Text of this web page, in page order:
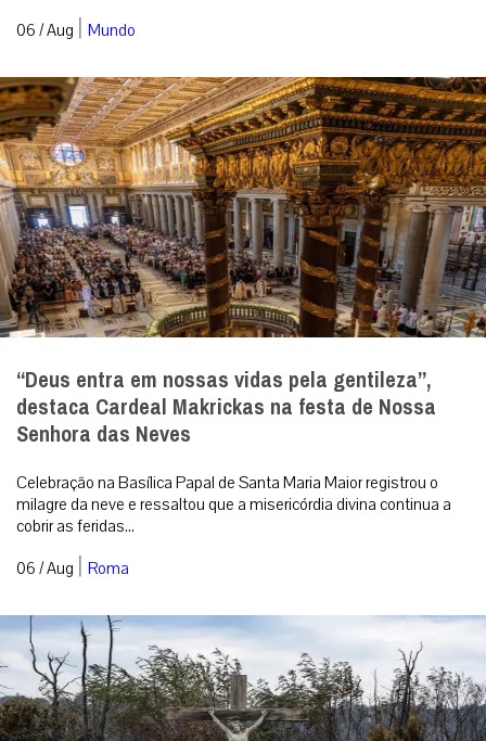
06 / Aug | Mundo
“Deus entra em nossas vidas pela gentileza”,
destaca Cardeal Makrickas na festa de Nossa
Senhora das Neves
Celebração na Basílica Papal de Santa Maria Maior registrou o
milagre da neve e ressaltou que a misericórdia divina continua a
cobrir as feridas...
06 / Aug | Roma